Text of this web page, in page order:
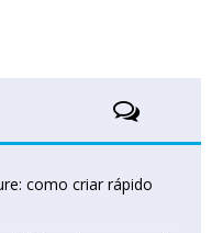
como criar rápido